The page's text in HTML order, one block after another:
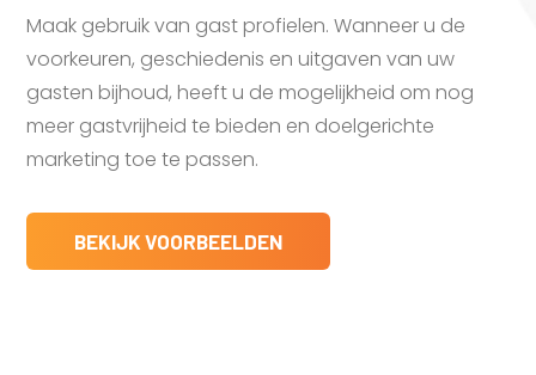
Maak gebruik van gast profielen. Wanneer u de
voorkeuren, geschiedenis en uitgaven van uw
gasten bijhoud, heeft u de mogelijkheid om nog
meer gastvrijheid te bieden en doelgerichte
marketing toe te passen.
BEKIJK VOORBEELDEN